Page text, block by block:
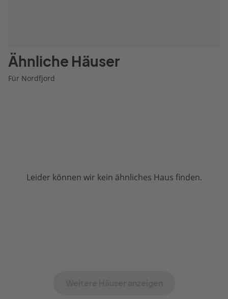
Ähnliche Häuser
Für Nordfjord
Leider können wir kein ähnliches Haus finden.